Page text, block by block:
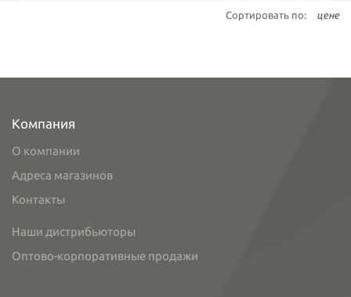
Сортировать по: цене
Компания
О компании
Адреса магазинов
Контакты
Наши дистрибьюторы
Оптово-корпоративные продажи